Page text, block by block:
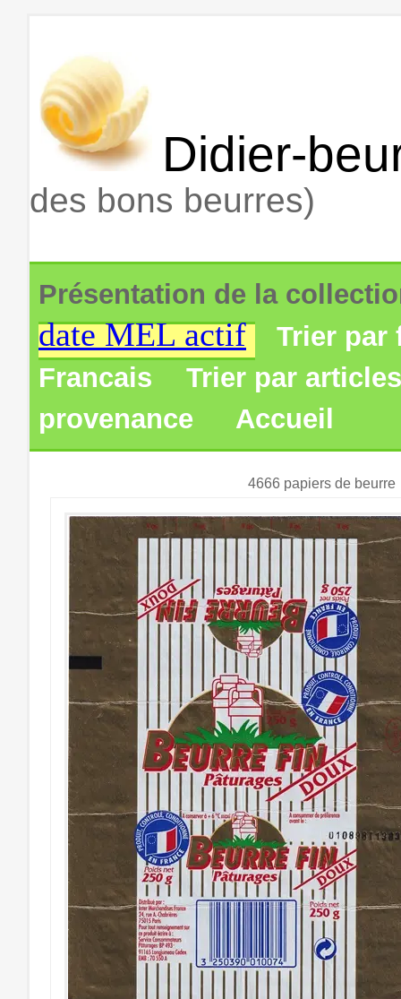
Didier-
des bons beurres)
Présentation de la
date MEL actif
Trier par
Francais
Trier par
provenance
Accueil
4666 papiers de beurre